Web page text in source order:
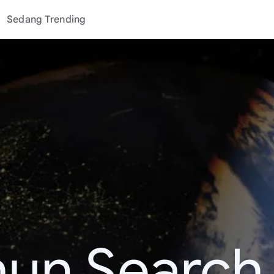
Sedang Trending